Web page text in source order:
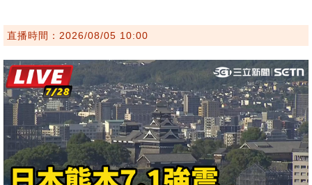
直播時間：2026/08/05 10:00